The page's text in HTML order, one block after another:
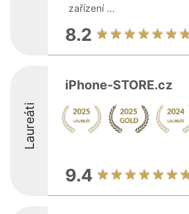
zařízení ...
8.2
Laureáti
iPhone-STORE.cz
9.4